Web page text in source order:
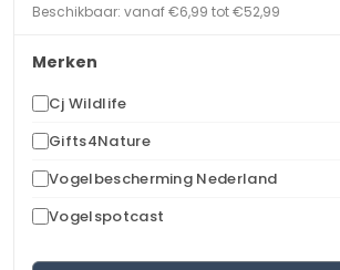
Beschikbaar: vanaf €6,99 tot €52,99
Merken
Cj Wildlife
Gifts4Nature
Vogelbescherming Nederland
Vogelspotcast